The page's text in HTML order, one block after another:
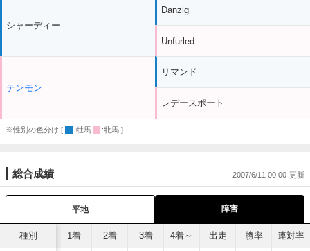
シャーディー
テンモン
Danzig
Unfurled
リマンド
レデースポート
※性別の色分け [ :牡馬 :牝馬 ]
総合成績 2007/6/11 00:00
平地 障害
種別 1着 2着 3着 4着～ 出走 勝率 連対率